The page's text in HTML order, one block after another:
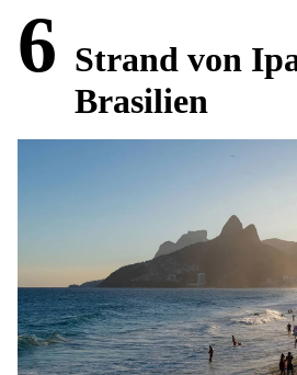
6 Strand von
Brasilien